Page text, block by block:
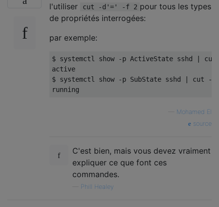
l'utiliser
cut -d'=' -f 2 pour tous les types
de propriétés interrogées:
par exemple:
$ systemctl show -p ActiveState sshd
active
$ systemctl show -p SubState sshd cut -
running
Mohamed El
source
C'est bien, mais vous devez vraiment
expliquer ce que font ces
commandes.
Phill Healey